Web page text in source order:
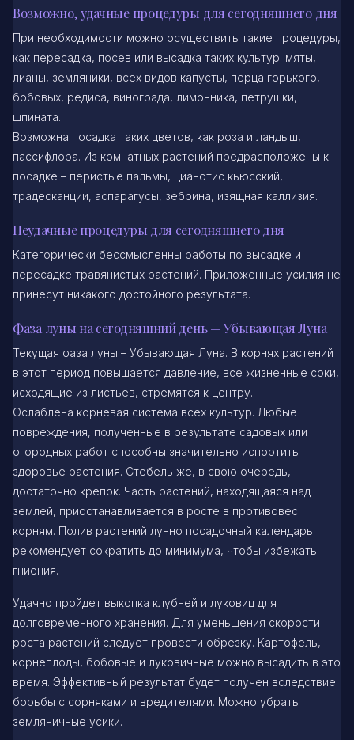
Возможно, удачные процедуры для сегодняшнего дня
При необходимости можно осуществить такие процедуры,
как пересадка, посев или высадка таких культур: мяты,
лианы, земляники, всех видов капусты, перца горького,
бобовых, редиса, винограда, лимонника, петрушки,
шпината.
Возможна посадка таких цветов, как роза и ландыш,
пассифлора. Из комнатных растений предрасположены к
посадке – перистые пальмы, цианотис кьюсский,
традесканции, аспарагусы, зебрина, изящная каллизия.
Неудачные процедуры для сегодняшнего дня
Категорически бессмысленны работы по высадке и
пересадке травянистых растений. Приложенные усилия не
принесут никакого достойного результата.
Фаза луны на сегодняшний день — Убывающая Луна
Текущая фаза луны – Убывающая Луна. В корнях растений
в этот период повышается давление, все жизненные соки,
исходящие из листьев, стремятся к центру.
Ослаблена корневая система всех культур. Любые
повреждения, полученные в результате садовых или
огородных работ способны значительно испортить
здоровье растения. Стебель же, в свою очередь,
достаточно крепок. Часть растений, находящаяся над
землей, приостанавливается в росте в противовес
корням. Полив растений лунно посадочный календарь
рекомендует сократить до минимума, чтобы избежать
гниения.
Удачно пройдет выкопка клубней и луковиц для
долговременного хранения. Для уменьшения скорости
роста растений следует провести обрезку. Картофель,
корнеплоды, бобовые и луковичные можно высадить в это
время. Эффективный результат будет получен вследствие
борьбы с сорняками и вредителями. Можно убрать
земляничные усики.